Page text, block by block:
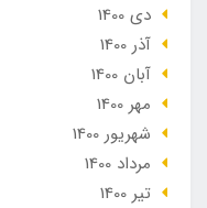
دی 1400
آذر 1400
آبان 1400
مهر 1400
شهریور 1400
مرداد 1400
تير 1400